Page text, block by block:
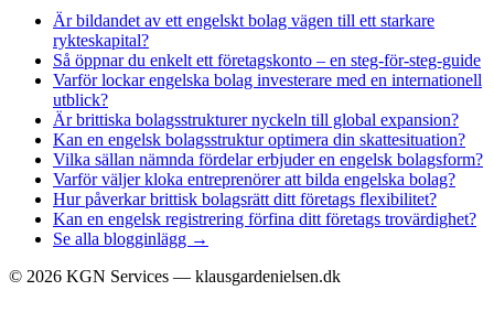
Är bildandet av ett engelskt bolag vägen till ett starkare
rykteskapital?
Så öppnar du enkelt ett företagskonto – en steg-för-steg-guide
Varför lockar engelska bolag investerare med en internationell
utblick?
Är brittiska bolagsstrukturer nyckeln till global expansion?
Kan en engelsk bolagsstruktur optimera din skattesituation?
Vilka sällan nämnda fördelar erbjuder en engelsk bolagsform?
Varför väljer kloka entreprenörer att bilda engelska bolag?
Hur påverkar brittisk bolagsrätt ditt företags flexibilitet?
Kan en engelsk registrering förfina ditt företags trovärdighet?
Se alla blogginlägg →
© 2026 KGN Services — klausgardenielsen.dk